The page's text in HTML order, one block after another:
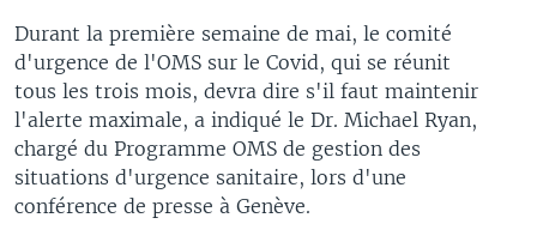
Durant la première semaine de mai, le comité
d'urgence de l'OMS sur le Covid, qui se réunit
tous les trois mois, devra dire s'il faut maintenir
l'alerte maximale, a indiqué le Dr. Michael Ryan,
chargé du Programme OMS de gestion des
situations d'urgence sanitaire, lors d'une
conférence de presse à Genève.